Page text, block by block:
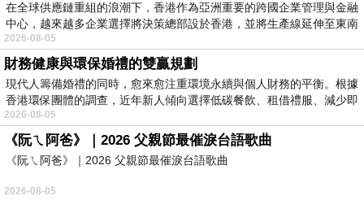
在全球供應鏈重組的浪潮下，香港作為亞洲重要的跨國企業管理與金融
中心，越來越多企業選擇將決策總部設於香港，並將生產線延伸至東南
2026-08-05
財務健康與環保婚禮的雙贏規劃
現代人籌備婚禮的同時，愈來愈注重環境永續與個人財務的平衡。根據
香港環保團體的調查，近年新人傾向選擇低碳餐飲、租借禮服、減少即
2026-08-05
《阮ㄟ阿爸》｜2026 父親節最催淚台語歌曲
《阮ㄟ阿爸》｜2026 父親節最催淚台語歌曲
2026-08-05